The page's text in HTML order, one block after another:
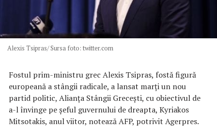
Alexis Tsipras/ Sursa foto: twitter.com
Fostul prim-ministru grec Alexis Tsipras, fostă figură
europeană a stângii radicale, a lansat marţi un nou
partid politic, Alianţa Stângii Greceşti, cu obiectivul de
a-l învinge pe şeful guvernului de dreapta, Kyriakos
Mitsotakis, anul viitor, notează AFP, potrivit Agerpres.